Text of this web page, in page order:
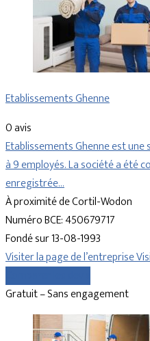
Etablissements Ghenne
0 avis
Etablissements Ghenne est
à 9 employés. La société a été
enregistrée…
À proximité de Cortil-Wodon
Numéro BCE: 450679717
Fondé sur 13-08-1993
Visiter la page de l’entreprise
Gratuit – Sans engagement